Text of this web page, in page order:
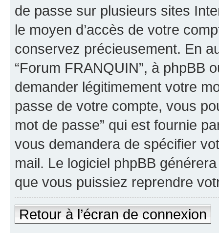
de passe sur plusieurs sites
le moyen d’accès de votre
conservez précieusement. En
“Forum FRANQUIN”, à phpBB
demander légitimement votre
passe de votre compte, vous
mot de passe” qui est fournie
vous demandera de spécifier
mail. Le logiciel phpBB
que vous puissiez reprendre
Retour à l’écran de connexion